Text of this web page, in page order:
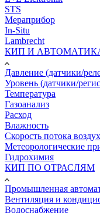
STS
Мераприбор
In-Situ
Lambrecht
КИП И
Давление (датчики/
Уровень (датчики/
Температура
Газоанализ
Расход
Влажность
Скорость потока
Метеорологические
Гидрохимия
КИП ПО ОТРАСЛЯМ
Промышленная
Вентиляция и
Водоснабжение